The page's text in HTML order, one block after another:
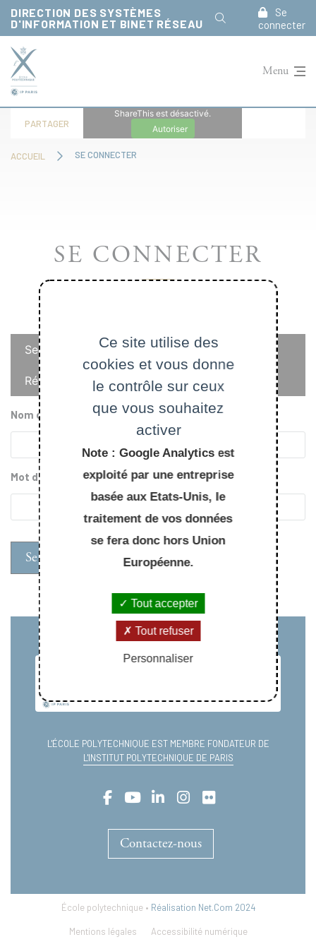
DIRECTION DES SYSTÈMES
D'INFORMATION ET BINET RÉSEAU
Se
connecter
Menu
ACCUEIL SE CONNECTER
PARTAGER
ShareThis est désactivé.
Autoriser
SE CONNECTER
Onglets
principaux
Se connecter
Réinitialiser votre mot de passe
Nom d'utilisateur
Mot de passe
L'ÉCOLE POLYTECHNIQUE EST MEMBRE FONDATEUR DE
L'INSTITUT POLYTECHNIQUE DE PARIS
Contactez-nous
École polytechnique • Réalisation Net.Com 2024
Mentions légales Accessibilité numérique
Panneau de gestion des cookies
Ce site utilise des
cookies et vous donne
le contrôle sur ceux
que vous souhaitez
activer
Note : Google Analytics est
exploité par une entreprise
basée aux Etats-Unis, le
traitement de vos données
se fera donc hors Union
Européenne.
Tout accepter
Tout refuser
Personnaliser